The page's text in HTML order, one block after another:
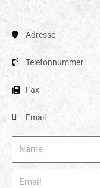
Adresse
Telefonnummer
Fax
Email